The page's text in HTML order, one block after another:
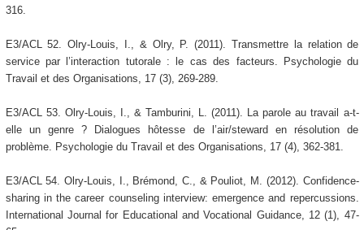
316.
E3/ACL 52. Olry-Louis, I., & Olry, P. (2011). Transmettre la relation de
service par l’interaction tutorale : le cas des facteurs. Psychologie du
Travail et des Organisations, 17 (3), 269-289.
E3/ACL 53. Olry-Louis, I., & Tamburini, L. (2011). La parole au travail a-t-
elle un genre ? Dialogues hôtesse de l’air/steward en résolution de
problème. Psychologie du Travail et des Organisations, 17 (4), 362-381.
E3/ACL 54. Olry-Louis, I., Brémond, C., & Pouliot, M. (2012). Confidence-
sharing in the career counseling interview: emergence and repercussions.
International Journal for Educational and Vocational Guidance, 12 (1), 47-